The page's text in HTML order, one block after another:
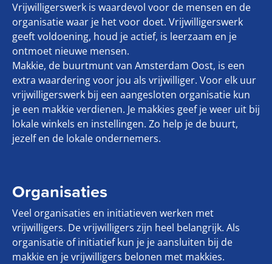
Vrijwilligerswerk is waardevol voor de mensen en de
organisatie waar je het voor doet. Vrijwilligerswerk
geeft voldoening, houd je actief, is leerzaam en je
ontmoet nieuwe mensen.
Makkie, de buurtmunt van Amsterdam Oost, is een
extra waardering voor jou als vrijwilliger. Voor elk uur
vrijwilligerswerk bij een aangesloten organisatie kun
je een makkie verdienen. Je makkies geef je weer uit bij
lokale winkels en instellingen. Zo help je de buurt,
jezelf en de lokale ondernemers.
Organisaties
Veel organisaties en initiatieven werken met
vrijwilligers. De vrijwilligers zijn heel belangrijk. Als
organisatie of initiatief kun je je aansluiten bij de
makkie en je vrijwilligers belonen met makkies.